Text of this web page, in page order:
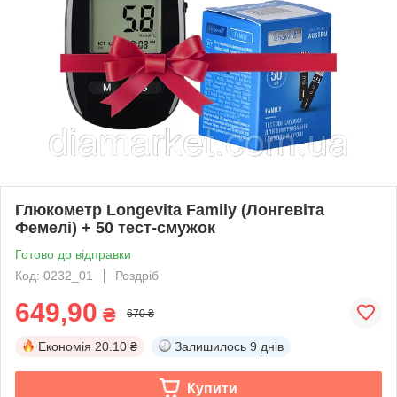
Глюкометр Longevita Family (Лонгевіта
Фемелі) + 50 тест-смужок
Готово до відправки
Код: 0232_01
Роздріб
649,90 ₴ 670 ₴
Економія 20.10 ₴ Залишилось 9 днів
Купити